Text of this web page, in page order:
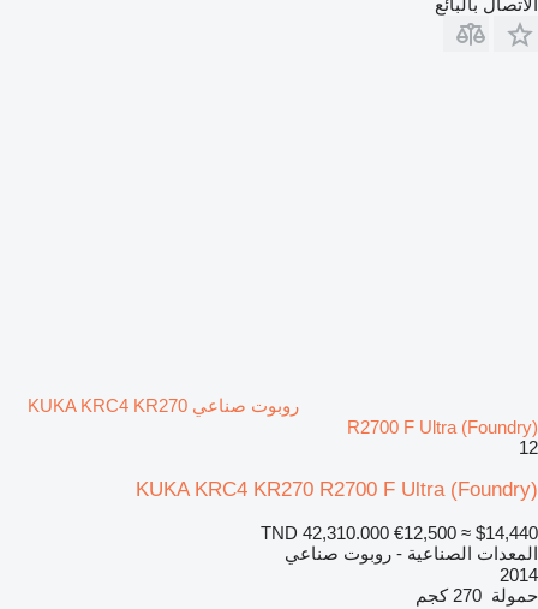
روبوت صناعي KUKA KRC4 KR270
R2700 F Ultra (Foundry)
12
KUKA KRC4 KR270 R2700 F Ultra (Foundry)
TND 42,310.000 €12,500 ≈ $14,440
المعدات الصناعية - روبوت صناعي
2014
حمولة 270 كجم